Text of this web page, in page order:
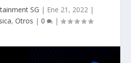
SG | Ene 21, 2022|
, Otros | 0 |